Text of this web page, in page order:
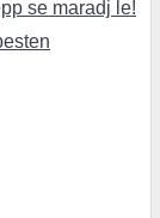
se maradj le!